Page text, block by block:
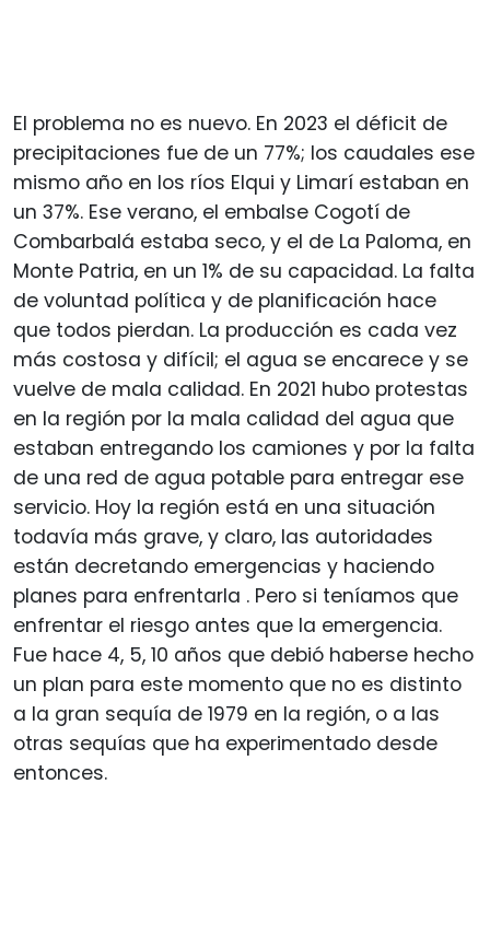
El problema no es nuevo. En 2023 el déficit de
precipitaciones fue de un 77%; los caudales ese
mismo año en los ríos Elqui y Limarí estaban en
un 37%. Ese verano, el embalse Cogotí de
Combarbalá estaba seco, y el de La Paloma, en
Monte Patria, en un 1% de su capacidad. La falta
de voluntad política y de planificación hace
que todos pierdan. La producción es cada vez
más costosa y difícil; el agua se encarece y se
vuelve de mala calidad. En 2021 hubo protestas
en la región por la mala calidad del agua que
estaban entregando los camiones y por la falta
de una red de agua potable para entregar ese
servicio. Hoy la región está en una situación
todavía más grave, y claro, las autoridades
están decretando emergencias y haciendo
planes para enfrentarla . Pero si teníamos que
enfrentar el riesgo antes que la emergencia.
Fue hace 4, 5, 10 años que debió haberse hecho
un plan para este momento que no es distinto
a la gran sequía de 1979 en la región, o a las
otras sequías que ha experimentado desde
entonces.